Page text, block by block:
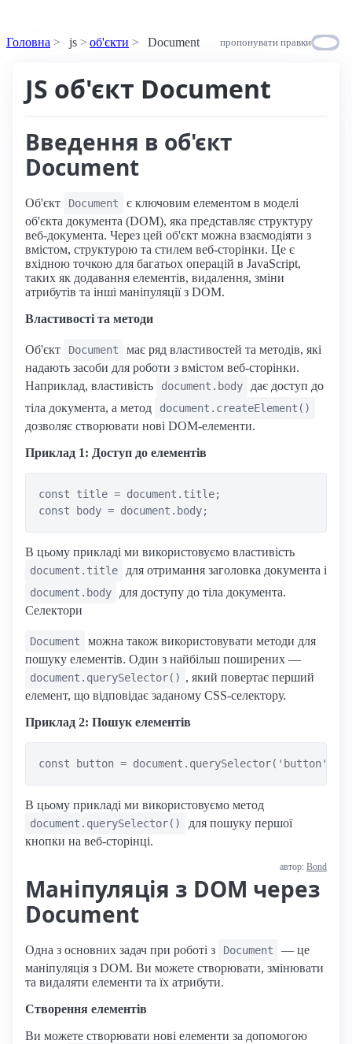
Головна js об'єкти Document пропонувати правки
JS об'єкт Document
Введення в об'єкт
Document
Об'єкт Document
є ключовим елементом в моделі
об'єкта документа (DOM), яка представляє структуру
веб-документа. Через цей об'єкт можна взаємодіяти з
вмістом, структурою та стилем веб-сторінки. Це є
вхідною точкою для багатьох операцій в JavaScript,
таких як додавання елементів, видалення, зміни
атрибутів та інші маніпуляції з DOM.
Властивості та методи
Об'єкт Document
має ряд властивостей та методів, які
надають засоби для роботи з вмістом веб-сторінки.
Наприклад, властивість
document.body
дає доступ до
тіла документа, а метод
document.createElement()
дозволяє створювати нові DOM-елементи.
Приклад 1: Доступ до елементів
const title = document.title;
В цьому прикладі ми використовуємо властивість
document.title для отримання заголовка документа і
document.body
для доступу до тіла документа.
Селектори
Document
можна також використовувати методи для
пошуку елементів. Один з найбільш поширених —
document.querySelector() , який повертає перший
елемент, що відповідає заданому CSS-селектору.
Приклад 2: Пошук елементів
В цьому прикладі ми використовуємо метод
document.querySelector()
для пошуку першої
кнопки на веб-сторінці.
автор: Bond
Маніпуляція з DOM через
Document
Одна з основних задач при роботі з Document
— це
маніпуляція з DOM. Ви можете створювати, змінювати
та видаляти елементи та їх атрибути.
Створення елементів
Ви можете створювати нові елементи за допомогою